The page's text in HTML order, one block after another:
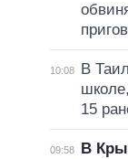
10:08
В
15
09:58
В